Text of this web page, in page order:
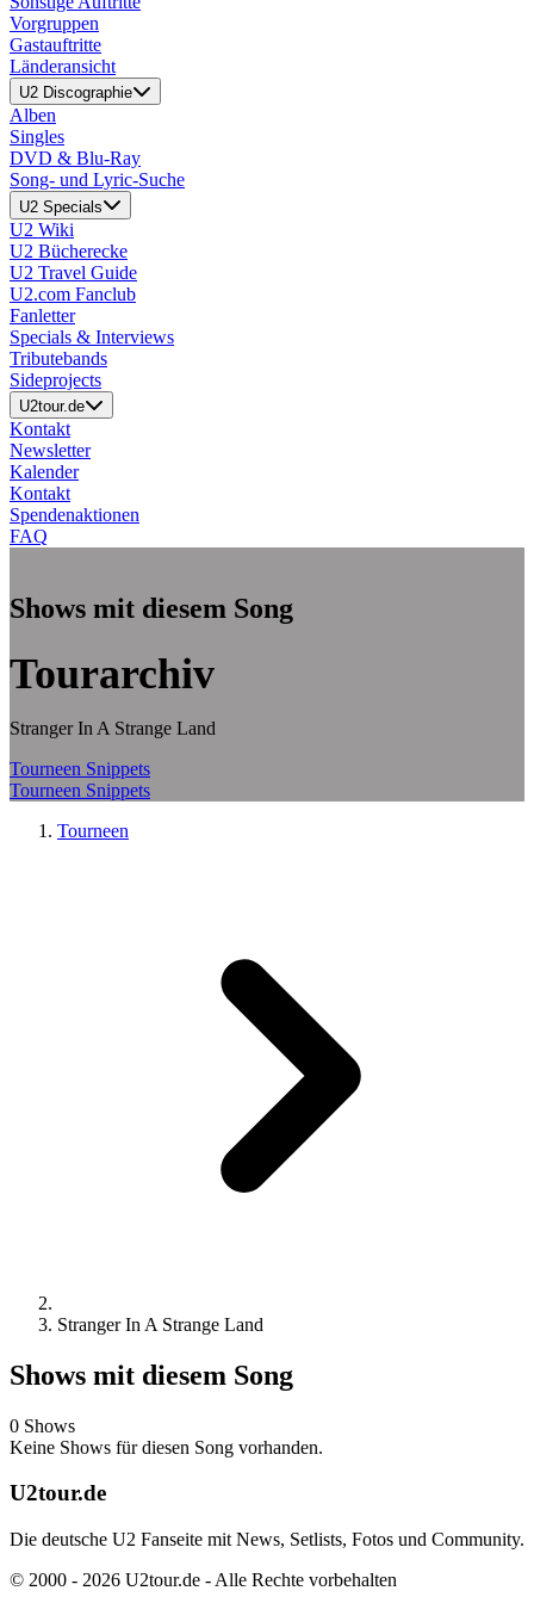
Vorgruppen
Gastauftritte
Länderansicht
U2 Discographie
Alben
Singles
DVD & Blu-Ray
Song- und Lyric-Suche
U2 Specials
U2 Wiki
U2 Bücherecke
U2 Travel Guide
U2.com Fanclub
Fanletter
Specials & Interviews
Tributebands
Sideprojects
U2tour.de
Kontakt
Newsletter
Kalender
Kontakt
Spendenaktionen
FAQ
Shows mit diesem Song
Tourarchiv
Stranger In A Strange Land
Tourneen Snippets
Tourneen Snippets
Tourneen
Stranger In A Strange Land
Shows mit diesem Song
0 Shows
Keine Shows für diesen Song vorhanden.
U2tour.de
Die deutsche U2 Fanseite mit News, Setlists, Fotos und Community.
© 2000 - 2026 U2tour.de - Alle Rechte vorbehalten